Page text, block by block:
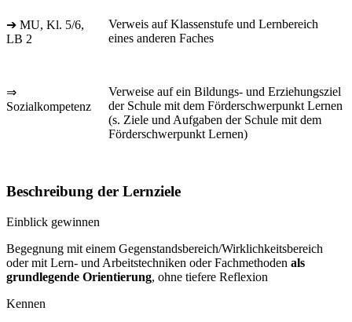
➔ MU, Kl. 5/6,
LB 2
Verweis auf Klassenstufe und Lernbereich
eines anderen Faches
⇒
Sozialkompetenz
Verweise auf ein Bildungs- und Erziehungsziel
der Schule mit dem Förderschwerpunkt Lernen
(s. Ziele und Aufgaben der Schule mit dem
Förderschwerpunkt Lernen)
Beschreibung der Lernziele
Einblick gewinnen
Begegnung mit einem Gegenstandsbereich/Wirklichkeitsbereich
oder mit Lern- und Arbeitstechniken oder Fachmethoden als
grundlegende Orientierung, ohne tiefere Reflexion
Kennen